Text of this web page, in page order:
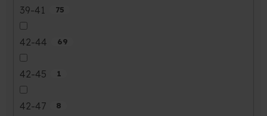
39-41 75
42-44 69
42-45 1
42-47 8